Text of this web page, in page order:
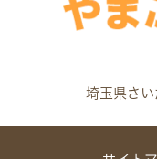
埼玉県さ